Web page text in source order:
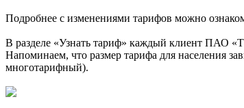
Подробнее с изменениями тарифов можно
В разделе «Узнать тариф» каждый клиент ПАО
Напоминаем, что размер тарифа для населения
многотарифный).